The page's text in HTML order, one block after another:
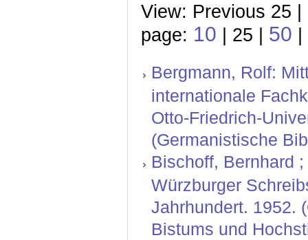
View: Previous 25
page: 10 | 25 | 50 |
Bergmann, Rolf:
internationale
Otto-Friedrich-
(Germanistische
Bischoff, Bernhard
Würzburger
Jahrhundert. 1952.
Bistums und